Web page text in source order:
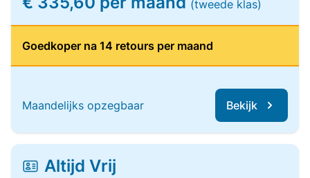
(tweede klas)
Goedkoper na 14 retours per maand
Maandelijks opzegbaar Bekijk
Altijd Vrij